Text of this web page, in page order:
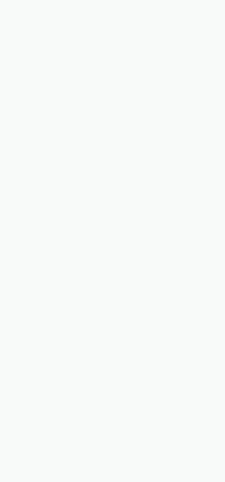
Quelles sont